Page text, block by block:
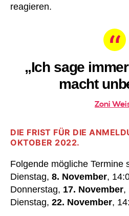
reagieren.
„Ich sage
macht
Zoni
DIE FRIST FÜR DIE
OKTOBER 2022.
Folgende mögliche Termine
Dienstag, 8. November,
Donnerstag, 17. November,
Dienstag, 22. November,